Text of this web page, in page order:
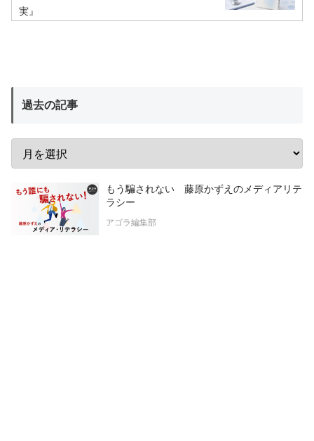
実』
過去の記事
もう騙されない 藤原かずえのメディアリテ
ラシー
アゴラ編集部